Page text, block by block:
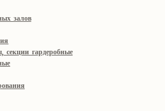
залов
гардеробные